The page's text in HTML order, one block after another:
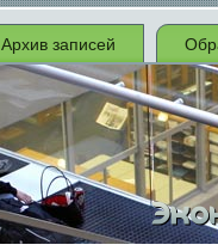
Архив записей